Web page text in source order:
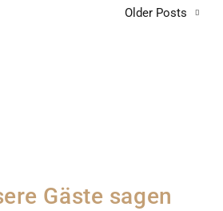
Older Posts
Gäste sagen